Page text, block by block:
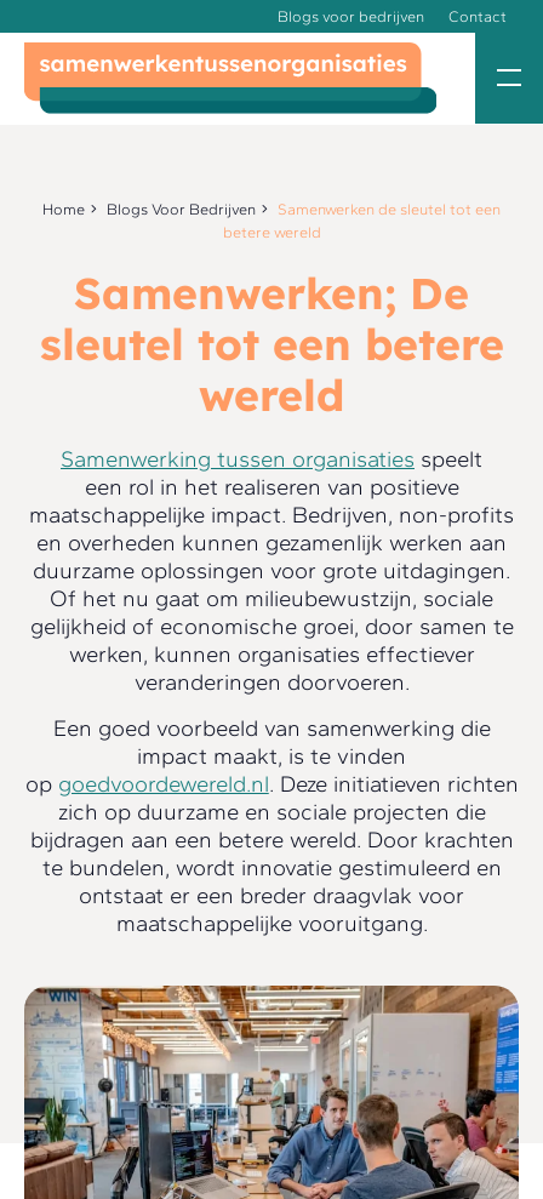
Blogs voor bedrijven Contact
Home Blogs Voor Bedrijven
Samenwerken de sleutel tot een
betere wereld
Samenwerken; De
sleutel tot een betere
wereld
Samenwerking tussen organisaties speelt
een rol in het realiseren van positieve
maatschappelijke impact. Bedrijven, non-profits
en overheden kunnen gezamenlijk werken aan
duurzame oplossingen voor grote uitdagingen.
Of het nu gaat om milieubewustzijn, sociale
gelijkheid of economische groei, door samen te
werken, kunnen organisaties effectiever
veranderingen doorvoeren.
Een goed voorbeeld van samenwerking die
impact maakt, is te vinden
op goedvoordewereld.nl. Deze initiatieven richten
zich op duurzame en sociale projecten die
bijdragen aan een betere wereld. Door krachten
te bundelen, wordt innovatie gestimuleerd en
ontstaat er een breder draagvlak voor
maatschappelijke vooruitgang.